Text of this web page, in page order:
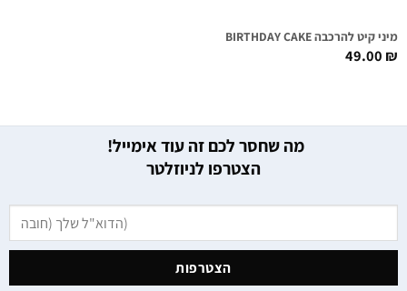
מיני קיט להרכבה BIRTHDAY CAKE
49.00₪
מה שחסר לכם זה עוד אימייל!
הצטרפו לניוזלטר